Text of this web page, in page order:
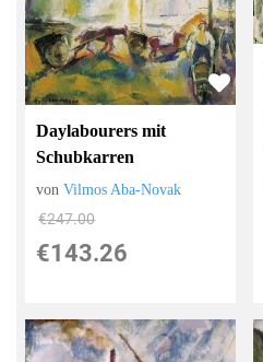
Daylabourers mit
Schubkarren
vonVilmos Aba-Novak
€247.00
€143.26